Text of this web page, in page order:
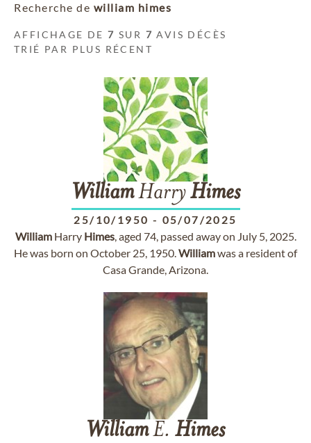
Recherche de william himes
AFFICHAGE DE7 SUR 7 AVIS DÉCÈS
TRIÉ PAR PLUS RÉCENT
WilliamHarryHimes
25/10/1950 - 05/07/2025
WilliamHarry Himes, aged 74, passed away on July 5, 2025.
He was born on October 25, 1950.Williamwas a resident of
Casa Grande, Arizona.
WilliamE. Himes